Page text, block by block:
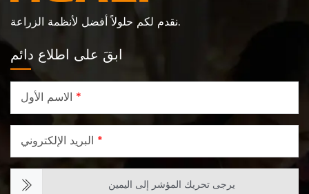
نقدم لكم حلولاً أفضل لأنظمة الزراعة.
ابقَ على اطلاع دائم
*
*
يرجى تحريك المؤشر إلى اليمين